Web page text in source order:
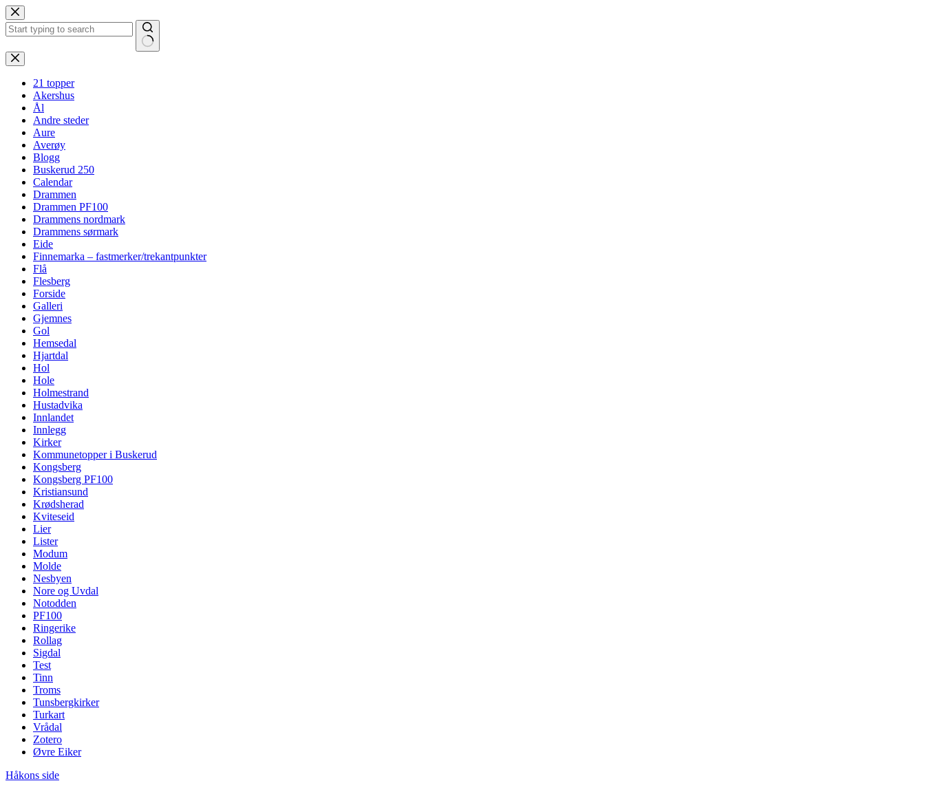
Hopp
til
innholdet
Ingen
resultater
21 topper
Akershus
Ål
Andre steder
Aure
Averøy
Blogg
Buskerud 250
Calendar
Drammen
Drammen PF100
Drammens nordmark
Drammens sørmark
Eide
Finnemarka – fastmerker/trekantpunkter
Flå
Flesberg
Forside
Galleri
Gjemnes
Gol
Hemsedal
Hjartdal
Hol
Hole
Holmestrand
Hustadvika
Innlandet
Innlegg
Kirker
Kommunetopper i Buskerud
Kongsberg
Kongsberg PF100
Kristiansund
Krødsherad
Kviteseid
Lier
Lister
Modum
Molde
Nesbyen
Nore og Uvdal
Notodden
PF100
Ringerike
Rollag
Sigdal
Test
Tinn
Troms
Tunsbergkirker
Turkart
Vrådal
Zotero
Øvre Eiker
Håkons side